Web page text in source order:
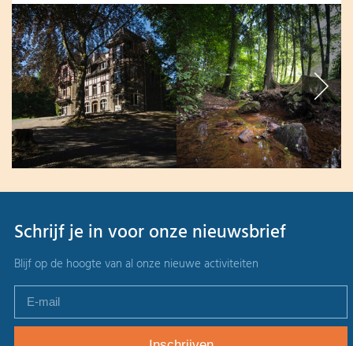
Schrijf je in voor onze nieuwsbrief
Blijf op de hoogte van al onze nieuwe activiteiten